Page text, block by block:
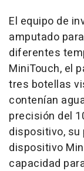
El equipo de
amputado
diferentes
MiniTouch, el
tres botellas
contenían
precisión del
dispositivo, su
dispositivo
capacidad